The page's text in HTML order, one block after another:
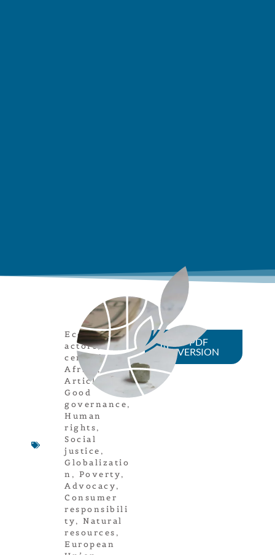
Economical
actors,
central
Africa ,
Article
Good
governance,
Human
rights,
Social
justice ,
Globalizatio
n , Poverty,
Advocacy,
Consumer
responsibili
ty,Natural
resources ,
European
PDF
VERSION